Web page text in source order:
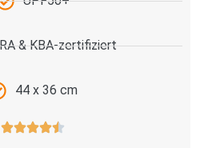
& KBA-zertifiziert
44 x 36 cm